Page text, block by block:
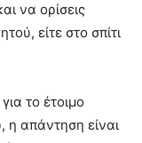
να ορίσεις
είτε στο σπίτι
το έτοιμο
η απάντηση είναι